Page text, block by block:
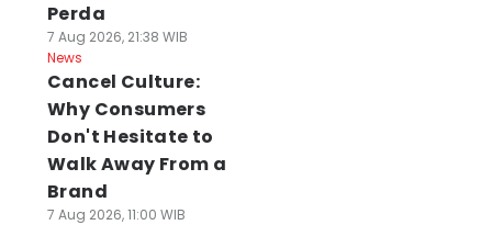
Perda
7 Aug 2026, 21:38 WIB
News
Cancel Culture:
Why Consumers
Don't Hesitate to
Walk Away From a
Brand
7 Aug 2026, 11:00 WIB